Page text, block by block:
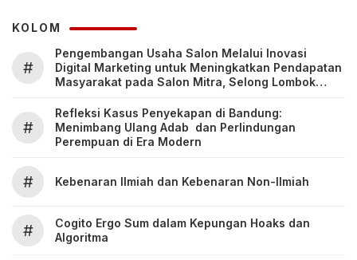
KOLOM
#
Pengembangan Usaha Salon Melalui Inovasi
Digital Marketing untuk Meningkatkan Pendapatan
Masyarakat pada Salon Mitra, Selong Lombok
#
Refleksi Kasus Penyekapan di Bandung:
Menimbang Ulang Adab dan Perlindungan
Perempuan di Era Modern
# Kebenaran Ilmiah dan Kebenaran Non-Ilmiah
#
Cogito Ergo Sum dalam Kepungan Hoaks dan
Algoritma